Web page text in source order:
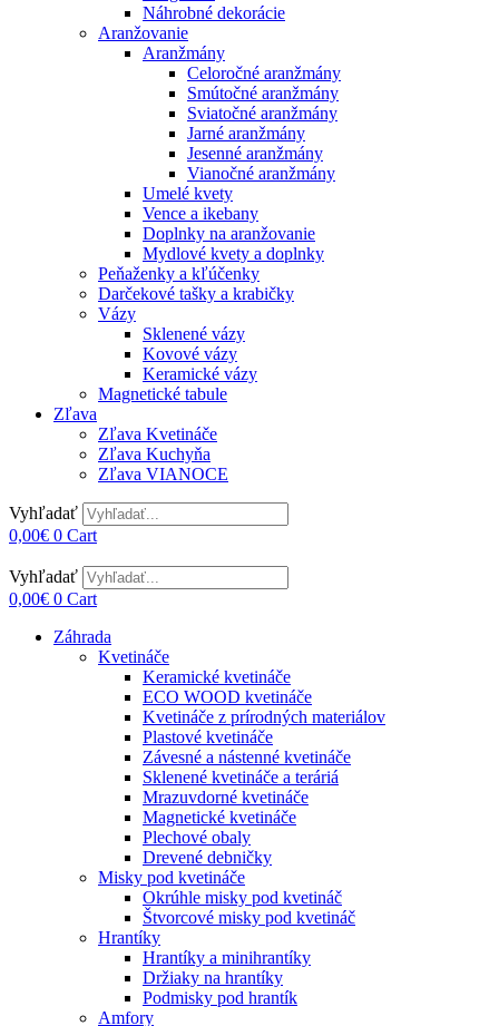
Náhrobné dekorácie
Aranžovanie
Aranžmány
Celoročné aranžmány
Smútočné aranžmány
Sviatočné aranžmány
Jarné aranžmány
Jesenné aranžmány
Vianočné aranžmány
Umelé kvety
Vence a ikebany
Doplnky na aranžovanie
Mydlové kvety a doplnky
Peňaženky a kľúčenky
Darčekové tašky a krabičky
Vázy
Sklenené vázy
Kovové vázy
Keramické vázy
Magnetické tabule
Zľava
Zľava Kvetináče
Zľava Kuchyňa
Zľava VIANOCE
Vyhľadať
0,00€ 0 Cart
Vyhľadať
0,00€ 0 Cart
Záhrada
Kvetináče
Keramické kvetináče
ECO WOOD kvetináče
Kvetináče z prírodných materiálov
Plastové kvetináče
Závesné a nástenné kvetináče
Sklenené kvetináče a teráriá
Mrazuvdorné kvetináče
Magnetické kvetináče
Plechové obaly
Drevené debničky
Misky pod kvetináče
Okrúhle misky pod kvetináč
Štvorcové misky pod kvetináč
Hrantíky
Hrantíky a minihrantíky
Držiaky na hrantíky
Podmisky pod hrantík
Amfory